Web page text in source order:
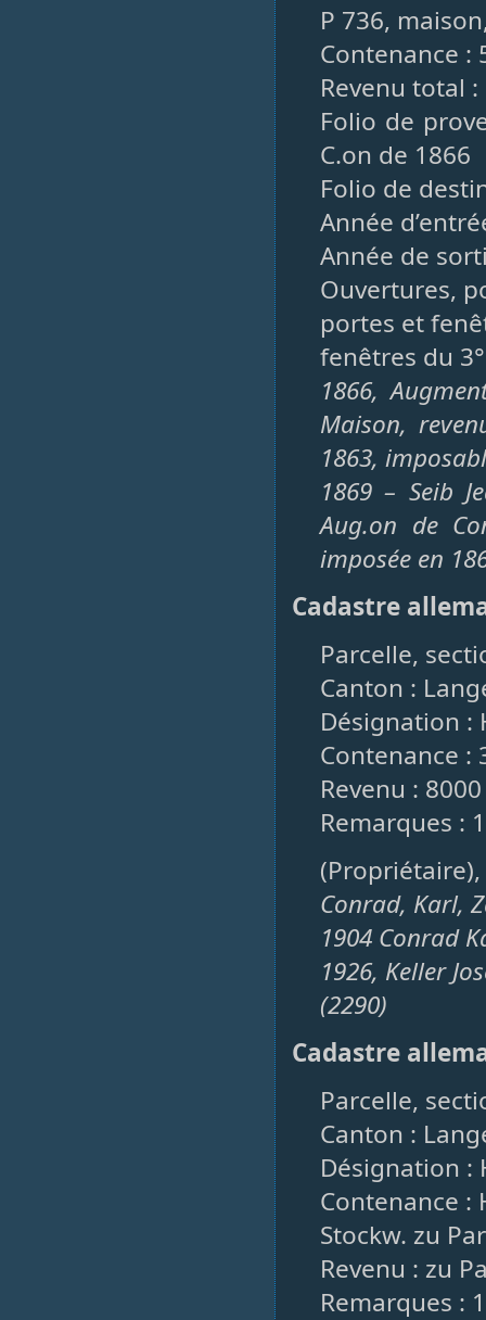
P 736,
Contenance :
Revenu total
Folio de
C.on de 1866
Folio de
Année
Année de
Ouvertures,
portes et
fenêtres du
1866,
Maison,
1863,
1869 – Seib
Aug.on de
imposée en
Cadastre
Parcelle,
Canton :
Désignation :
Contenance :
Revenu :
Remarques :
Conrad, Karl,
1904 Conrad
1926, Keller
(2290)
Cadastre
Parcelle,
Canton :
Désignation :
Contenance :
Stockw. zu
Revenu : zu
Remarques :